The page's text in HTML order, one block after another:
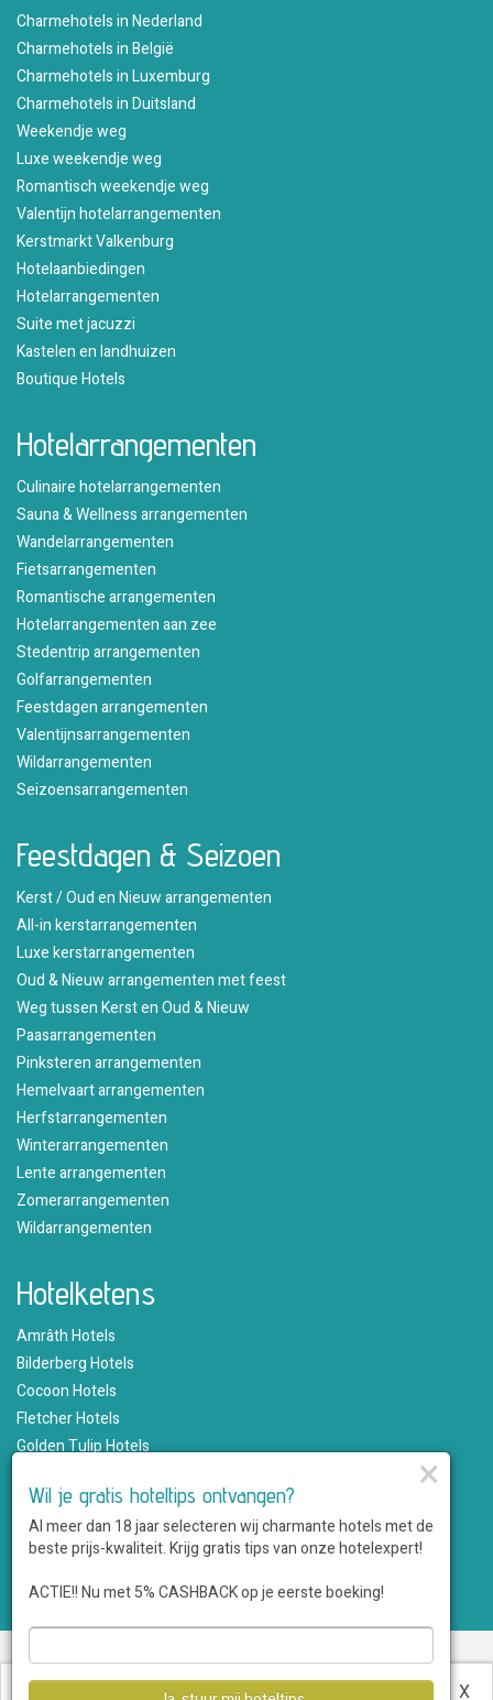
Charmehotels in Nederland
Charmehotels in België
Charmehotels in Luxemburg
Charmehotels in Duitsland
Weekendje weg
Luxe weekendje weg
Romantisch weekendje weg
Valentijn hotelarrangementen
Kerstmarkt Valkenburg
Hotelaanbiedingen
Hotelarrangementen
Suite met jacuzzi
Kastelen en landhuizen
Boutique Hotels
Hotelarrangementen
Culinaire hotelarrangementen
Sauna & Wellness arrangementen
Wandelarrangementen
Fietsarrangementen
Romantische arrangementen
Hotelarrangementen aan zee
Stedentrip arrangementen
Golfarrangementen
Feestdagen arrangementen
Valentijnsarrangementen
Wildarrangementen
Seizoensarrangementen
Feestdagen & Seizoen
Kerst / Oud en Nieuw arrangementen
All-in kerstarrangementen
Luxe kerstarrangementen
Oud & Nieuw arrangementen met feest
Weg tussen Kerst en Oud & Nieuw
Paasarrangementen
Pinksteren arrangementen
Hemelvaart arrangementen
Herfstarrangementen
Winterarrangementen
Lente arrangementen
Zomerarrangementen
Wildarrangementen
Hotelketens
Amrâth Hotels
Bilderberg Hotels
Cocoon Hotels
Fletcher Hotels
Golden Tulip Hotels
Martin's Hotels
Romantik Hotels
Saillant Hotels
WestCord Hotels
Over ons•Sitemap•Disclaimer•Voordelen•Privacy
•Voorwaarden•Veelgestelde vragen•Klantenservice•Hotel
×
Wil je gratis hoteltips ontvangen?
Al meer dan 18 jaar selecteren wij charmante hotels met de
beste prijs-kwaliteit. Krijg gratis tips van onze hotelexpert!
ACTIE!! Nu met 5% CASHBACK op je eerste boeking!
X
Deze website maakt gebruik van cookies.